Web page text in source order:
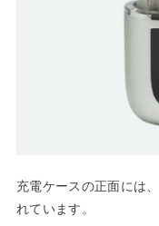
充電ケースの正面には、
れています。